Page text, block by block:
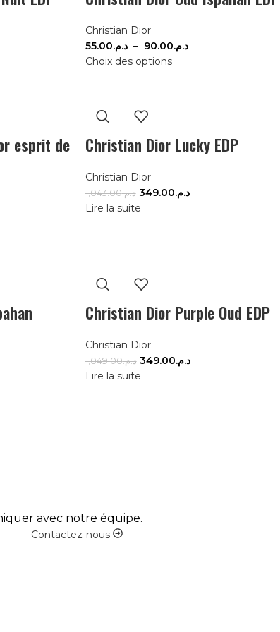
Christian Dior
د.م.55.00 – د.م.90.00
Choix des options
esprit de
Christian Dior Lucky EDP
Christian Dior
د.م.1,043.00 د.م.349.00
Lire la suite
Christian Dior Purple Oud EDP
Christian Dior
د.م.1,049.00 د.م.349.00
Lire la suite
avec notre équipe.
Contactez-nous